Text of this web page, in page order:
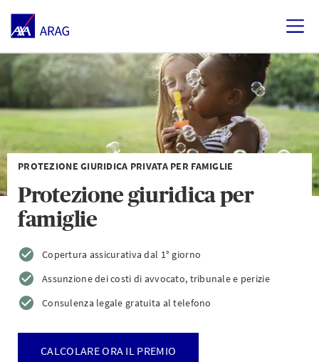
PROTEZIONE GIURIDICA PRIVATA PER FAMIGLIE
Protezione giuridica per
famiglie
Copertura assicurativa dal 1° giorno
Assunzione dei costi di avvocato, tribunale e perizie
Consulenza legale gratuita al telefono
CALCOLARE ORA IL PREMIO